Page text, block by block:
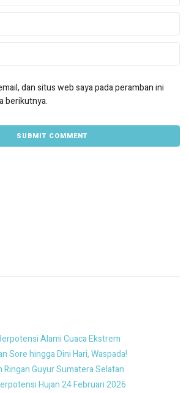
dan situs web saya pada peramban ini
berikutnya.
Alami Cuaca Ekstrem
Sore hingga Dini Hari, Waspada!
Ringan Guyur Sumatera Selatan
Hujan 24 Februari 2026